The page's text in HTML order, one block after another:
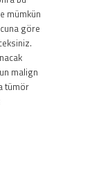
mümkün
göre
malign
tümör